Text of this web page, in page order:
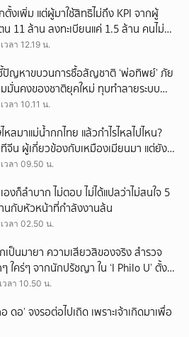
ตั้งเพิ่ม แต่ผู้มาใช้สิทธิไม่ถึง KPI จากผู้
น 11 ล้าน ลงทะเบียนแค่ 1.5 ล้าน คนไม่
อหน่วยงาน ‘ไร้น้ำยา’?
วลา 12.19 น.
ปัญหาขบวนการซื้อสัญชาติ ‘พ่อทิพย์’ ภัย
มั่นคงของชาติยุคใหม่ ทุบทำลายระบบ
ฐานรากประเท
วลา 10.11 น.
หลมาแม่น้ำกกไทย แล้วกำไรไหลไปไหน?
จีน ผู้เกี่ยวข้องกับเหมืองเมียนมา แต่ยัง
าเป็นปัญหาของ 2 ประเทศ
วลา 09.50 น.
องก็ลำบาก ไม่ตอบ ไม่ได้แปลว่าไม่สนใจ 5
นกับหัวหน้าที่กำลังงานล้น
วลา 02.50 น.
เป็นมายา ความเสียวสิของจริง สำรวจ
ๆ ใคร่ๆ จากนักปรัชญา ใน ‘I Philo U’ ตั้งแต่
งนิทเช
วลา 10.50 น.
ดอ’ จงรอต่อไปเถิด เพราะเจ้าเกิดมาเพื่อ